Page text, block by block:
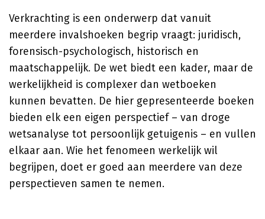
Verkrachting is een onderwerp dat vanuit
meerdere invalshoeken begrip vraagt: juridisch,
forensisch-psychologisch, historisch en
maatschappelijk. De wet biedt een kader, maar de
werkelijkheid is complexer dan wetboeken
kunnen bevatten. De hier gepresenteerde boeken
bieden elk een eigen perspectief – van droge
wetsanalyse tot persoonlijk getuigenis – en vullen
elkaar aan. Wie het fenomeen werkelijk wil
begrijpen, doet er goed aan meerdere van deze
perspectieven samen te nemen.